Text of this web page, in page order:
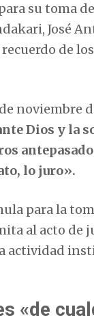
su toma
José
de
noviembre
Dios y la
lo juro».
para la
al acto
actividad
«de